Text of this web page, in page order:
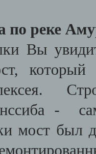
по реке
Вы
-
мост был